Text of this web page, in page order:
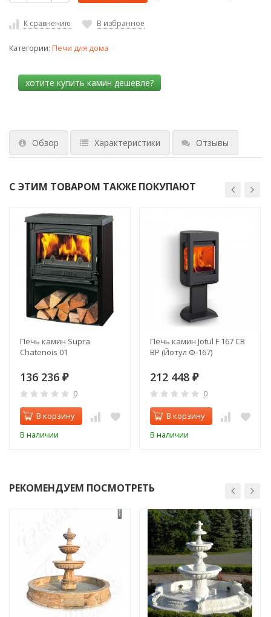
К сравнению В избранное
Категории: Печи для дома
Обзор Характеристики Отзывы
С ЭТИМ ТОВАРОМ ТАКЖЕ ПОКУПАЮТ
Печь камин Supra
Chatenois 01
136 236 ₽
0
В корзину
В наличии
Печь камин Jotul F 167 CB
BP (Йотул Ф-167)
212 448 ₽
0
В корзину
В наличии
РЕКОМЕНДУЕМ ПОСМОТРЕТЬ